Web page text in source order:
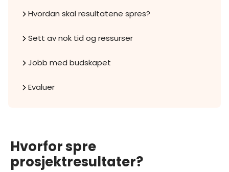
Hvordan skal resultatene spres?
Sett av nok tid og ressurser
Jobb med budskapet
Evaluer
Hvorfor spre
prosjektresultater?